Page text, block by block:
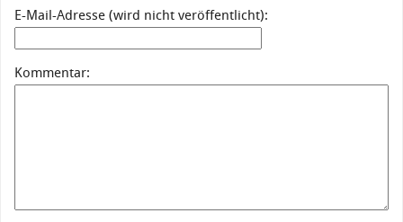
E-Mail-Adresse (wird nicht veröffentlicht):
Kommentar: